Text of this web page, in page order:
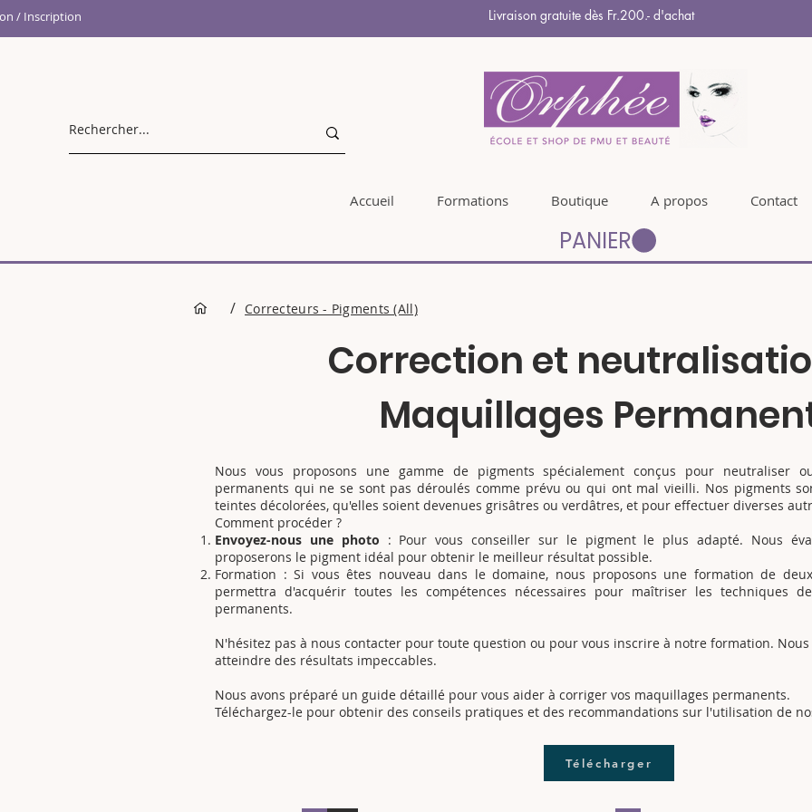
/ Inscription Livraison gratuite dès Fr.200.- d'achat
Accueil Formations Boutique A propos Contact
PANIER
/ Correcteurs - Pigments (All)
Correction et
Maquillages
Nous vous proposons une gamme de pigments spécialement conçus pour neutraliser
permanents qui ne se sont pas déroulés comme prévu ou qui ont mal vieilli. Nos pigments
teintes décolorées, qu'elles soient devenues grisâtres ou verdâtres, et pour effectuer diverses
Comment procéder ?
Envoyez-nous une photo : Pour vous conseiller sur le pigment le plus adapté. Nous
proposerons le pigment idéal pour obtenir le meilleur résultat possible.
Formation : Si vous êtes nouveau dans le domaine, nous proposons une formation de
permettra d'acquérir toutes les compétences nécessaires pour maîtriser les techniques
permanents.
N'hésitez pas à nous contacter pour toute question ou pour vous inscrire à notre formation.
atteindre des résultats impeccables.
Nous avons préparé un guide détaillé pour vous aider à corriger vos maquillages permanents.
Téléchargez-le pour obtenir des conseils pratiques et des recommandations sur l'utilisation de
Télécharger